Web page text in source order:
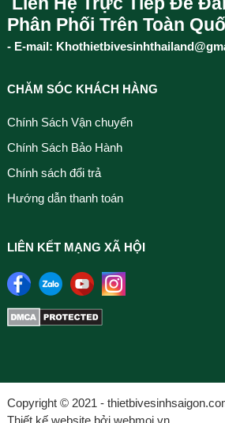
Phân Phối Trên Toàn
- E-mail:
CHĂM SÓC KHÁCH HÀNG
Chính Sách Vận chuyển
Chính Sách Bảo Hành
Chính sách đổi trả
Hướng dẫn thanh toán
LIÊN KẾT MẠNG XÃ HỘI
Copyright © 2021 -
Thiết kế website bởi webmoi.vn